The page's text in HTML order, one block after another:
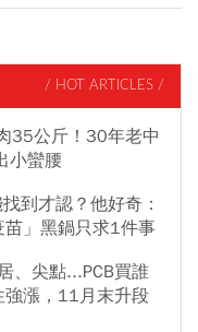
/ HOT ARTICLES /
35公斤！30年老中
小蠻腰
到才認？他好奇：
」黑鍋只求1件事
、尖點...PCB買誰
強漲，11月末升段